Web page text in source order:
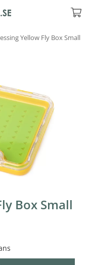
Yellow Fly Box Small
Box Small